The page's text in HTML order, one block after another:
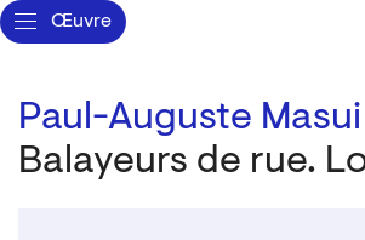
Œuvre
Paul-Auguste Masui
Balayeurs de rue.